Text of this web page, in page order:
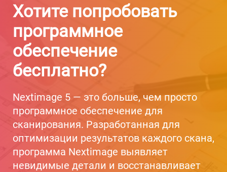
Хотите попробовать
программное
обеспечение
бесплатно?
Nextimage 5 — это больше, чем просто
программное обеспечение для
сканирования. Разработанная для
оптимизации результатов каждого скана,
программа Nextimage выявляет
невидимые детали и восстанавливает